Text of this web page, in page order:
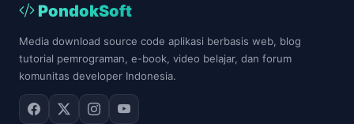
PondokSoft
Media download source code aplikasi berbasis web, blog
tutorial pemrograman, e-book, video belajar, dan forum
komunitas developer Indonesia.